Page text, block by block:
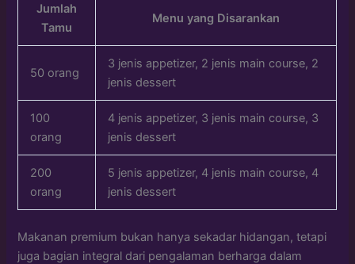
Jumlah
Tamu
Menu yang Disarankan
50 orang
3 jenis appetizer, 2 jenis main course, 2
jenis dessert
100
orang
4 jenis appetizer, 3 jenis main course, 3
jenis dessert
200
orang
5 jenis appetizer, 4 jenis main course, 4
jenis dessert
Makanan premium bukan hanya sekadar hidangan, tetapi
juga bagian integral dari pengalaman berharga dalam